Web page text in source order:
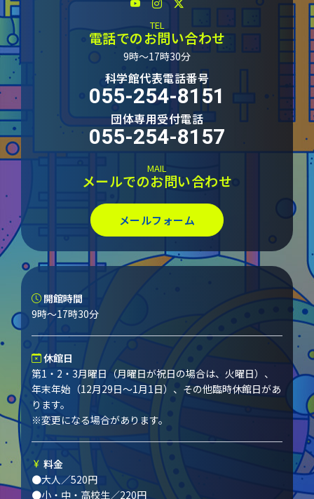
TEL
電話でのお問い合わせ
9時～17時30分
科学館代表電話番号
055-254-8151
団体専用受付電話
055-254-8157
MAIL
メールでのお問い合わせ
メールフォーム
開館時間
9時～17時30分
休館日
第1・2・3月曜日（月曜日が祝日の場合は、火曜日）、
年末年始（12月29日～1月1日）、その他臨時休館日があ
ります。
※変更になる場合があります。
料金
●大人／520円
●小・中・高校生／220円